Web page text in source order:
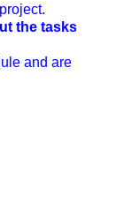
the tasks
and are